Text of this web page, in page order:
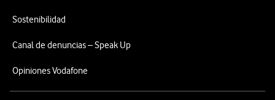
Sostenibilidad
Canal de denuncias – Speak Up
Opiniones Vodafone